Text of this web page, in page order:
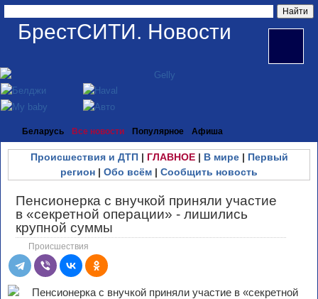
БрестСИТИ. Новости
Беларусь Все новости Популярное Афиша
Происшествия и ДТП| ГЛАВНОЕ| В мире| Первый
регион | Обо всём | Сообщить новость
Пенсионерка с внучкой приняли участие
в «секретной операции» - лишились
крупной суммы
Происшествия